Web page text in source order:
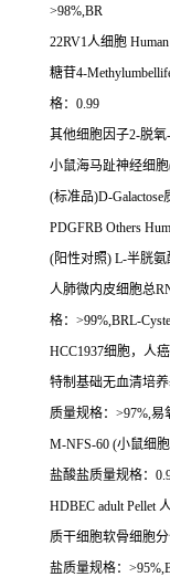
>98%,BR
22RV1人细胞
糖苷4-
格： 0.99
其他细胞因子2-脱氧
小鼠海马趾神经细胞
(标准品)D-Galactose
PDGFRB Others
(阳性对照) L-半胱氨
人肺微内皮细胞总
格： >99%,BRL-
HCC1937细胞，人
特制基础无血清培
质量规格： >97%,易
M-NFS-60 (小鼠细胞
盐酸盐质量规格：
HDBEC adult Pellet
质干细胞软骨细胞
盐质量规格：